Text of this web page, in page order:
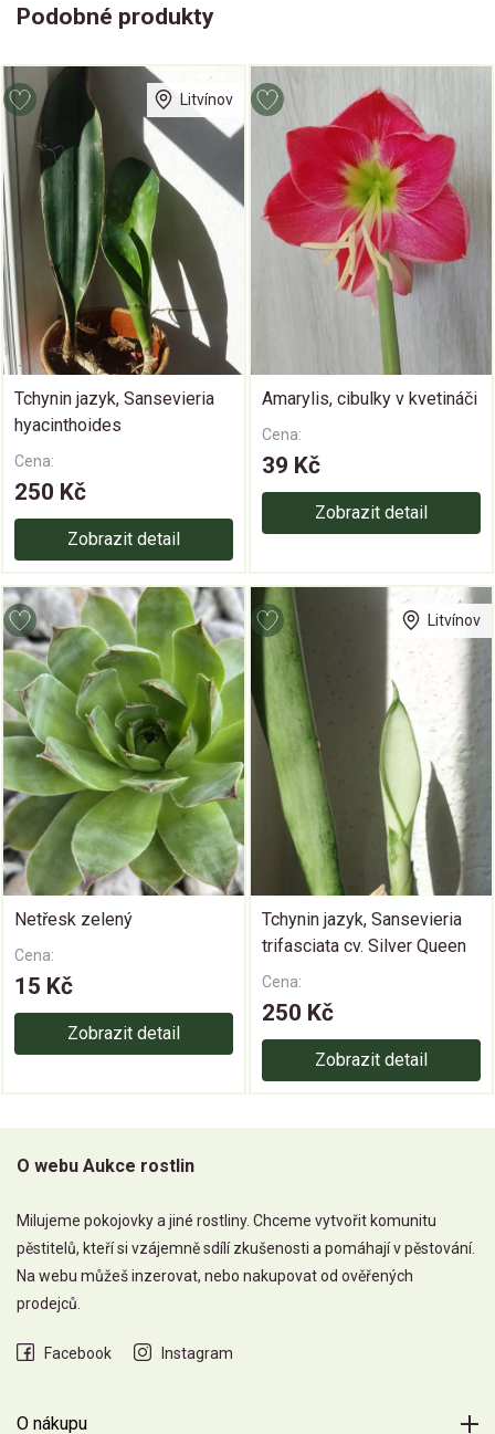
Podobné produkty
Litvínov
Tchynin jazyk, Sansevieria
hyacinthoides
Cena:
250 Kč
Zobrazit detail
Amarylis, cibulky v kvetináči
Cena:
39 Kč
Zobrazit detail
Netřesk zelený
Cena:
15 Kč
Zobrazit detail
Litvínov
Tchynin jazyk, Sansevieria
trifasciata cv. Silver Queen
Cena:
250 Kč
Zobrazit detail
O webu Aukce rostlin
Milujeme pokojovky a jiné rostliny. Chceme vytvořit komunitu
pěstitelů, kteří si vzájemně sdílí zkušenosti a pomáhají v pěstování.
Na webu můžeš inzerovat, nebo nakupovat od ověřených
prodejců.
Facebook Instagram
O nákupu